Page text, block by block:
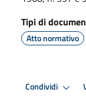
Tipi di
Atto normativo
Condividi